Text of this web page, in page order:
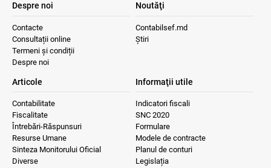
Despre noi
Contacte
Consultații online
Termeni și condiții
Despre noi
Noutăţi
Contabilsef.md
Știri
Articole
Contabilitate
Fiscalitate
Întrebări-Răspunsuri
Resurse Umane
Sinteza Monitorului Oficial
Diverse
Informaţii utile
Indicatori fiscali
SNC 2020
Formulare
Modele de contracte
Planul de conturi
Legislația